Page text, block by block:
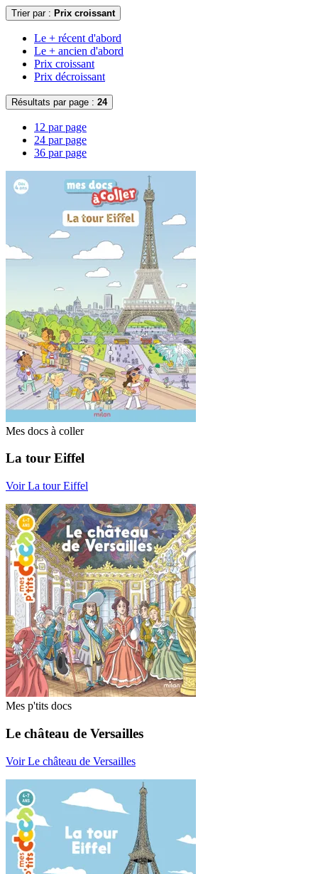
Trier par : Prix croissant
Le + récent d'abord
Le + ancien d'abord
Prix croissant
Prix décroissant
Résultats par page : 24
12 par page
24 par page
36 par page
Mes docs à coller
La tour Eiffel
Voir La tour Eiffel
Mes p'tits docs
Le château de Versailles
Voir Le château de Versailles